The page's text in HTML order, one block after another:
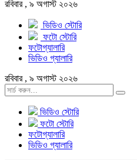
রবিবার , ৯ অগাস্ট ২০২৬
ভিডিও স্টোরি
ফটো স্টোরি
ফটোগ্যালারি
ভিডিও গ্যালারি
রবিবার , ৯ অগাস্ট ২০২৬
ভিডিও স্টোরি
ফটো স্টোরি
ফটোগ্যালারি
ভিডিও গ্যালারি